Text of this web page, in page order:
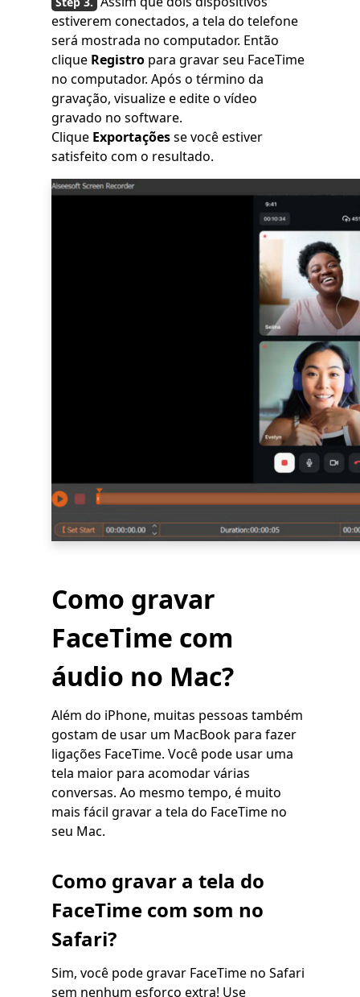
estiverem conectados, a tela do telefone
será mostrada no computador. Então
clique Registro para gravar seu FaceTime
no computador. Após o término da
gravação, visualize e edite o vídeo
gravado no software.
Clique Exportaçõesse você estiver
satisfeito com o resultado.
Como gravar
FaceTime com
áudio no Mac?
Além do iPhone, muitas pessoas também
gostam de usar um MacBook para fazer
ligações FaceTime. Você pode usar uma
tela maior para acomodar várias
conversas. Ao mesmo tempo, é muito
mais fácil gravar a tela do FaceTime no
seu Mac.
Como gravar a tela do
FaceTime com som no
Safari?
Sim, você pode gravar FaceTime no Safari
sem nenhum esforço extra! Use